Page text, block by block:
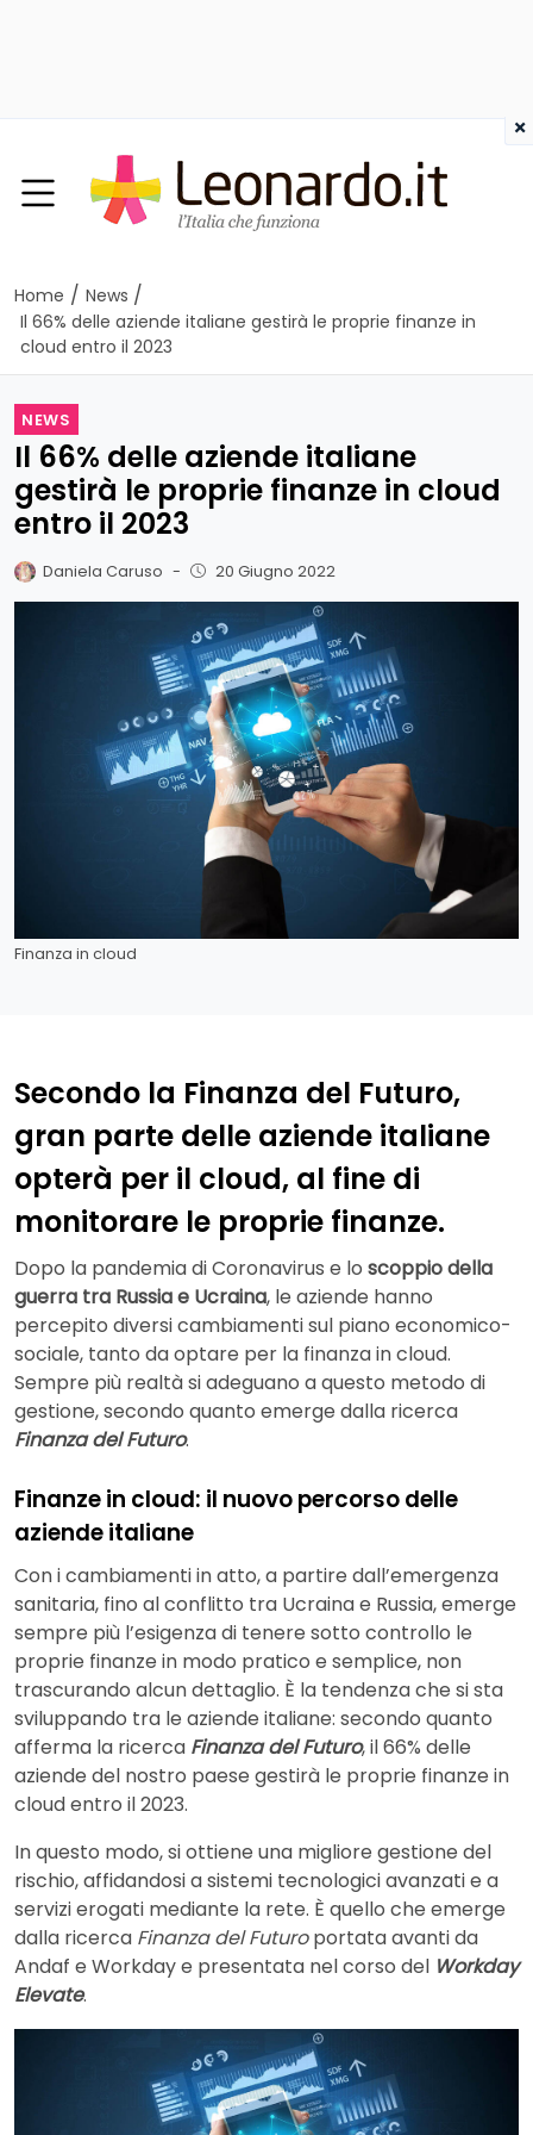
Home / News /
Il 66% delle aziende italiane gestirà le proprie finanze in
cloud entro il 2023
NEWS
Il 66% delle aziende italiane
gestirà le proprie finanze in cloud
entro il 2023
Daniela Caruso - 20 Giugno 2022
Finanza in cloud
Secondo la Finanza del Futuro,
gran parte delle aziende italiane
opterà per il cloud, al fine di
monitorare le proprie finanze.
Dopo la pandemia di Coronavirus e lo scoppio della
guerra tra Russia e Ucraina, le aziende hanno
percepito diversi cambiamenti sul piano economico-
sociale, tanto da optare per la finanza in cloud.
Sempre più realtà si adeguano a questo metodo di
gestione, secondo quanto emerge dalla ricerca
Finanza del Futuro.
Finanze in cloud: il nuovo percorso delle
aziende italiane
Con i cambiamenti in atto, a partire dall’emergenza
sanitaria, fino al conflitto tra Ucraina e Russia, emerge
sempre più l’esigenza di tenere sotto controllo le
proprie finanze in modo pratico e semplice, non
trascurando alcun dettaglio. È la tendenza che si sta
sviluppando tra le aziende italiane: secondo quanto
afferma la ricerca Finanza del Futuro, il 66% delle
aziende del nostro paese gestirà le proprie finanze in
cloud entro il 2023.
In questo modo, si ottiene una migliore gestione del
rischio, affidandosi a sistemi tecnologici avanzati e a
servizi erogati mediante la rete. È quello che emerge
dalla ricerca Finanza del Futuroportata avanti da
Andaf e Workday e presentata nel corso del Workday
Elevate.
×